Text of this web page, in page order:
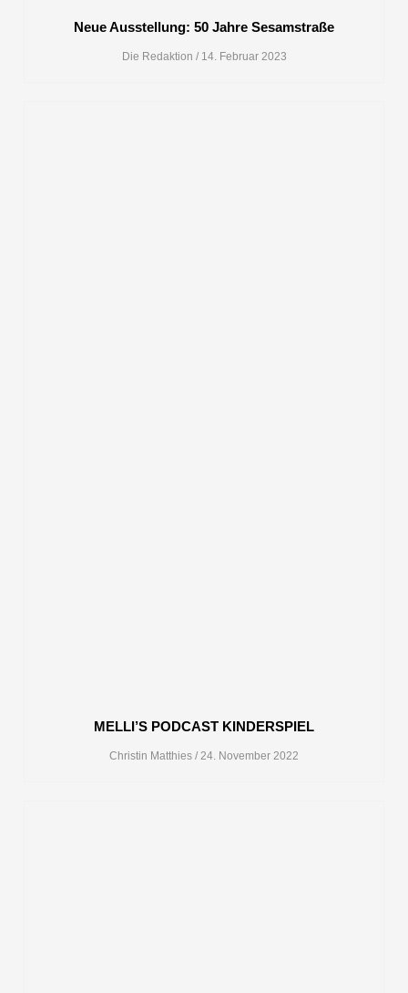
Neue Ausstellung: 50 Jahre Sesamstraße
Die Redaktion 14. Februar 2023
MELLI’S PODCAST KINDERSPIEL
Christin Matthies 24. November 2022